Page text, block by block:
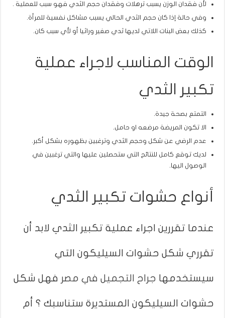
لأن فقدان الوزن يسبب ترهلات وفقدان حجم الثدي فهو سبب للعملية .
وفي حالة إذا كان حجم الثدي الحالي يسبب مشاكل نفسية للمرأة.
كذلك بعض البنات اللاتي لديها ثدي صغير وراثيا أو لأي سبب كان.
الوقت المناسب لاجراء عملية
تكبير الثدي
التمتع بصحة جيدة.
الا تكون المريضة مرضعه او حامل.
عدم الرضي عن شكل وحجم الثدي وترغبين بظهوره بشكل أكبر.
لديك توقع كامل للنتائج التي ستحصلين عليها والتي ترغبين في
الوصول اليها.
أنواع حشوات تكبير الثدي
عندما تقررين اجراء عملية تكبير الثدي لابد أن
تقرري شكل حشوات السيليكون التي
سيستخدمها جراح التجميل في مصر فهل شكل
حشوات السيليكون المستديرة ستناسبك ؟ أم